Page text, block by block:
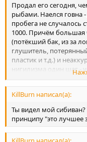
Продал его сегодня,
рыбами. Наелся говна
пробега не случалось
1000. Причём большая
(потёкший бак, из за
глушитель,
пластик и т.д.) и
нигилизма один шаг -
пульт,
раме хомутами. Нет, и
абсолютно,
желаю бубонной
Надеюсь, что новый
KillBurn написал(а):
Ты видел мой сибиван?
принципу "это лучшее